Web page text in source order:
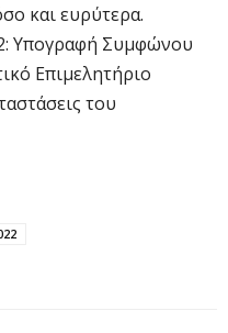
και ευρύτερα.
Υπογραφή Συμφώνου
Επιμελητήριο
του